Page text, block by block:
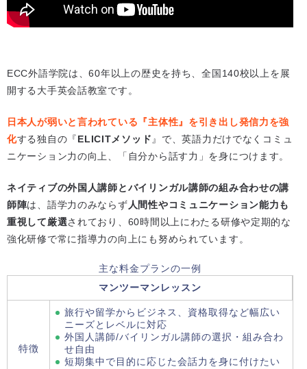
ECC外語学院は、60年以上の歴史を持ち、全国140校以上を展
開する大手英会話教室です。
日本人が弱いと言われている『主体性』を引き出し発信力を強
化する独自の『ELICITメソッド』で、英語力だけでなくコミュ
ニケーション力の向上、「自分から話す力」を身につけます。
ネイティブの外国人講師とバイリンガル講師の組み合わせの講
師陣は、語学力のみならず 人間性やコミュニケーション能力も
重視して厳選されており、60時間以上にわたる研修や定期的な
強化研修で常に指導力の向上にも努められています。
主な料金プランの一例
マンツーマンレッスン
特徴
旅行や留学からビジネス、資格取得など幅広い
ニーズとレベルに対応
外国人講師/バイリンガル講師の選択・組み合わ
せ自由
短期集中で目的に応じた会話力を身に付けたい